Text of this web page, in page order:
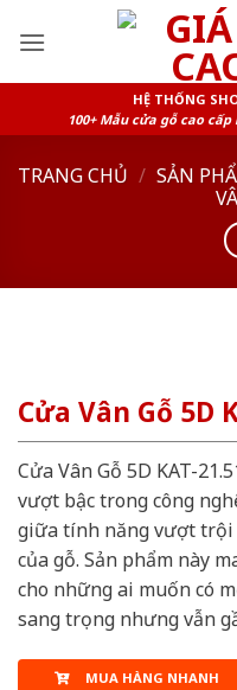
HỆ THỐNG
100+ Mẫu cửa gỗ cao
TRANG CHỦ / SẢN
Cửa Vân Gỗ 5D
Cửa Vân Gỗ 5D KAT-
vượt bậc trong công
giữa tính năng vượt trội
của gỗ. Sản phẩm này
cho những ai muốn có
sang trọng nhưng vẫn
MUA HÀNG NHANH